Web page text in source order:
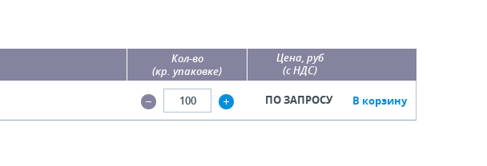
Кол-во
(кр. упаковке)
Цена, руб
(с НДС)
ПО ЗАПРОСУ В корзину